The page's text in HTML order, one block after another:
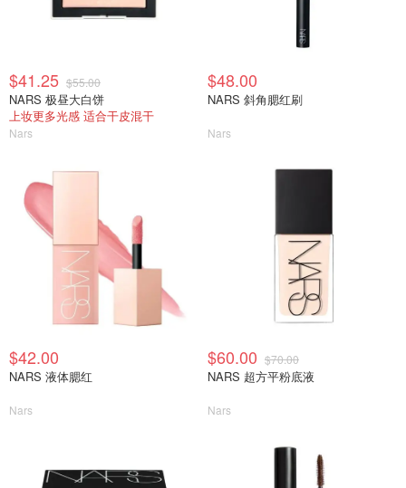
$41.25 $55.00
NARS 极昼大白饼
上妆更多光感 适合干皮混干
Nars
$48.00
NARS 斜角腮红刷
Nars
$42.00
NARS 液体腮红
Nars
$60.00 $70.00
NARS 超方平粉底液
Nars